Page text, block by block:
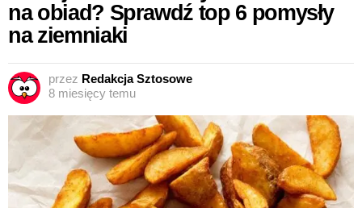
na obiad? Sprawdź top 6 pomysły
na ziemniaki
przez Redakcja Sztosowe
8 miesięcy temu